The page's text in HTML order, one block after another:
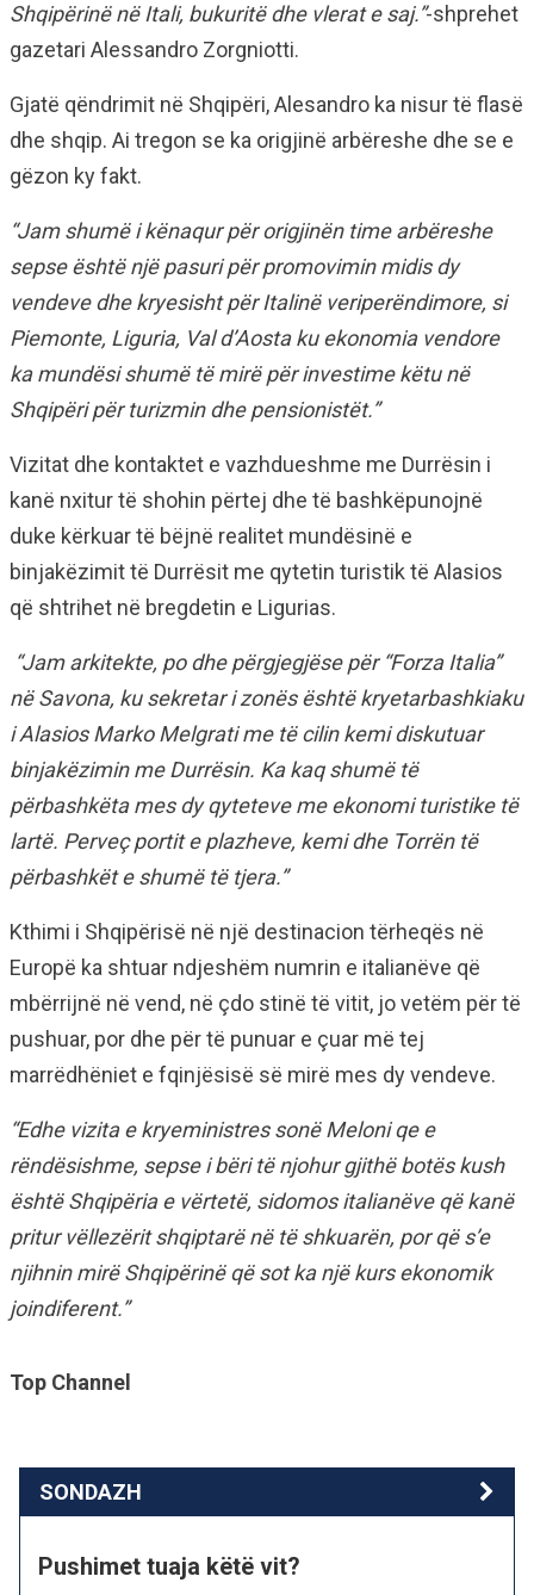
Shqipërinë në Itali, bukuritë dhe vlerat e saj.”-shprehet
gazetari Alessandro Zorgniotti.
Gjatë qëndrimit në Shqipëri, Alesandro ka nisur të flasë
dhe shqip. Ai tregon se ka origjinë arbëreshe dhe se e
gëzon ky fakt.
“Jam shumë i kënaqur për origjinën time arbëreshe
sepse është një pasuri për promovimin midis dy
vendeve dhe kryesisht për Italinë veriperëndimore, si
Piemonte, Liguria, Val d’Aosta ku ekonomia vendore
ka mundësi shumë të mirë për investime këtu në
Shqipëri për turizmin dhe pensionistët.”
Vizitat dhe kontaktet e vazhdueshme me Durrësin i
kanë nxitur të shohin përtej dhe të bashkëpunojnë
duke kërkuar të bëjnë realitet mundësinë e
binjakëzimit të Durrësit me qytetin turistik të Alasios
që shtrihet në bregdetin e Ligurias.
“Jam arkitekte, po dhe përgjegjëse për “Forza Italia”
në Savona, ku sekretar i zonës është kryetarbashkiaku
i Alasios Marko Melgrati me të cilin kemi diskutuar
binjakëzimin me Durrësin. Ka kaq shumë të
përbashkëta mes dy qyteteve me ekonomi turistike të
lartë. Perveç portit e plazheve, kemi dhe Torrën të
përbashkët e shumë të tjera.”
Kthimi i Shqipërisë në një destinacion tërheqës në
Europë ka shtuar ndjeshëm numrin e italianëve që
mbërrijnë në vend, në çdo stinë të vitit, jo vetëm për të
pushuar, por dhe për të punuar e çuar më tej
marrëdhëniet e fqinjësisë së mirë mes dy vendeve.
“Edhe vizita e kryeministres sonë Meloni qe e
rëndësishme, sepse i bëri të njohur gjithë botës kush
është Shqipëria e vërtetë, sidomos italianëve që kanë
pritur vëllezërit shqiptarë në të shkuarën, por që s’e
njihnin mirë Shqipërinë që sot ka një kurs ekonomik
joindiferent.”
Top Channel
SONDAZH
Pushimet tuaja këtë vit?